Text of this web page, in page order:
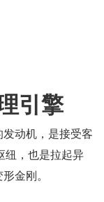
引擎
动机，是接受客
纽，也是拉起异
金刚。